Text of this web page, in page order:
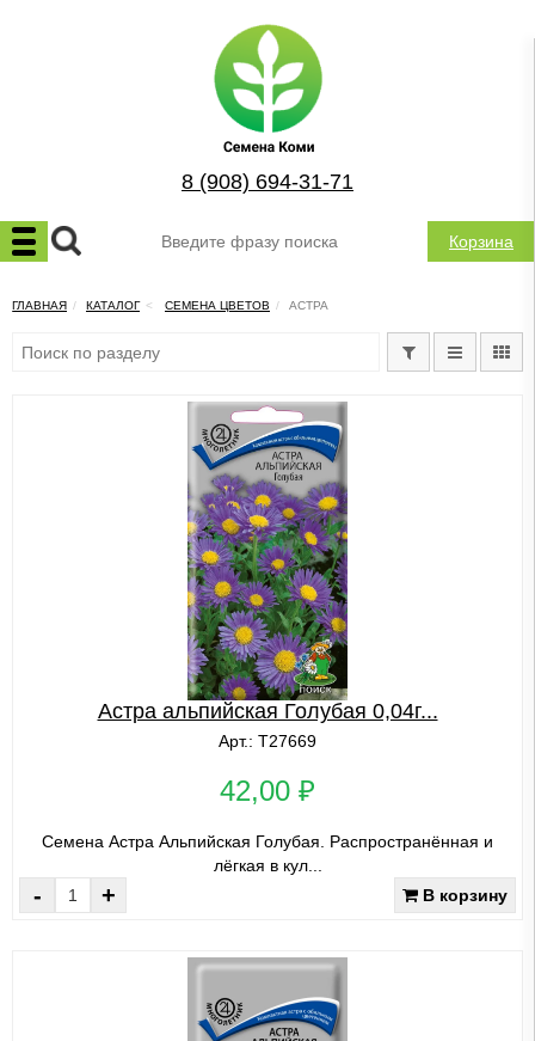
8 (908) 694-31-71
Корзина
ГЛАВНАЯ КАТАЛОГ СЕМЕНА ЦВЕТОВ АСТРА
Астра альпийская Голубая 0,04г...
Арт.: Т27669
42,00 ₽
Семена Астра Альпийская Голубая. Распространённая и
лёгкая в кул...
- + В корзину